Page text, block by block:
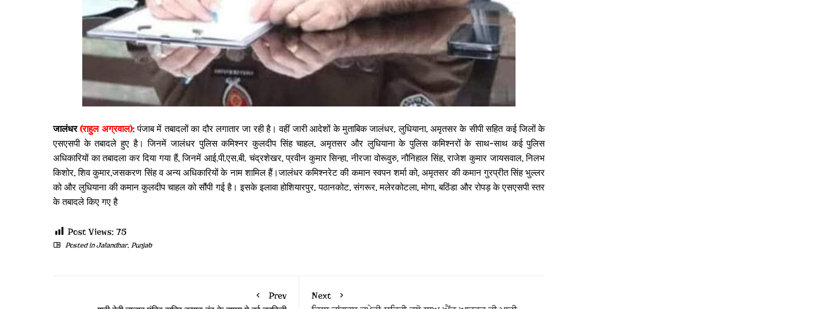
जालंधर(राहुल अग्रवाल):पंजाब में तबादलों का दौर लगातार जा रही है। वहीं जारी आदेशों के मुताबिक जालंधर, लुधियाना, अमृतसर के सीपी सहित कई जिलों के
एसएसपी के तबादले हुए है। जिनमें जालंधर पुलिस कमिश्नर कुलदीप सिंह चाहल, अमृतसर और लुधियाना के पुलिस कमिश्नरों के साथ-साथ कई पुलिस
अधिकारियों का तबादला कर दिया गया हैं, जिनमें आई.पी.एस.बी. चंद्रशेखर, प्रवीन कुमार सिन्हा, नीरजा वोरूवुरु, नौनिहाल सिंह, राजेश कुमार जायसवाल, निलभ
किशोर, शिव कुमार,जसकरण सिंह व अन्य अधिकारियों के नाम शामिल हैं।जालंधर कमिश्नरेट की कमान स्वपन शर्मा को, अमृतसर की कमान गुरप्रीत सिंह भुल्लर
को और लुधियाना की कमान कुलदीप चाहल को सौंपी गई है। इसके इलावा होशियारपुर, पठानकोट, संगरूर, मलेरकोटला, मोगा, बठिंडा और रोपड़ के एसएसपी स्तर
के तबादले किए गए है
Post Views: 75
Posted inJalandhar, Punjab
Prev
Next